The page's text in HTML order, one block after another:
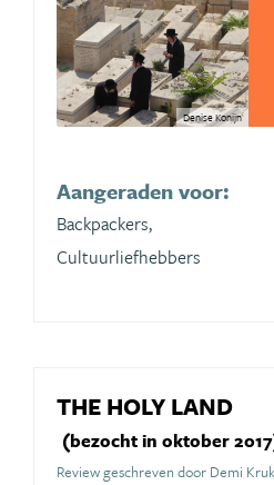
Denise Konijn
Aangeraden voor:
Backpackers,
Cultuurliefhebbers
THE HOLY LAND
(bezocht in oktober
Review geschreven door Demi